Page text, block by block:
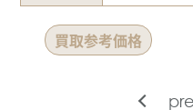
買取参考価格